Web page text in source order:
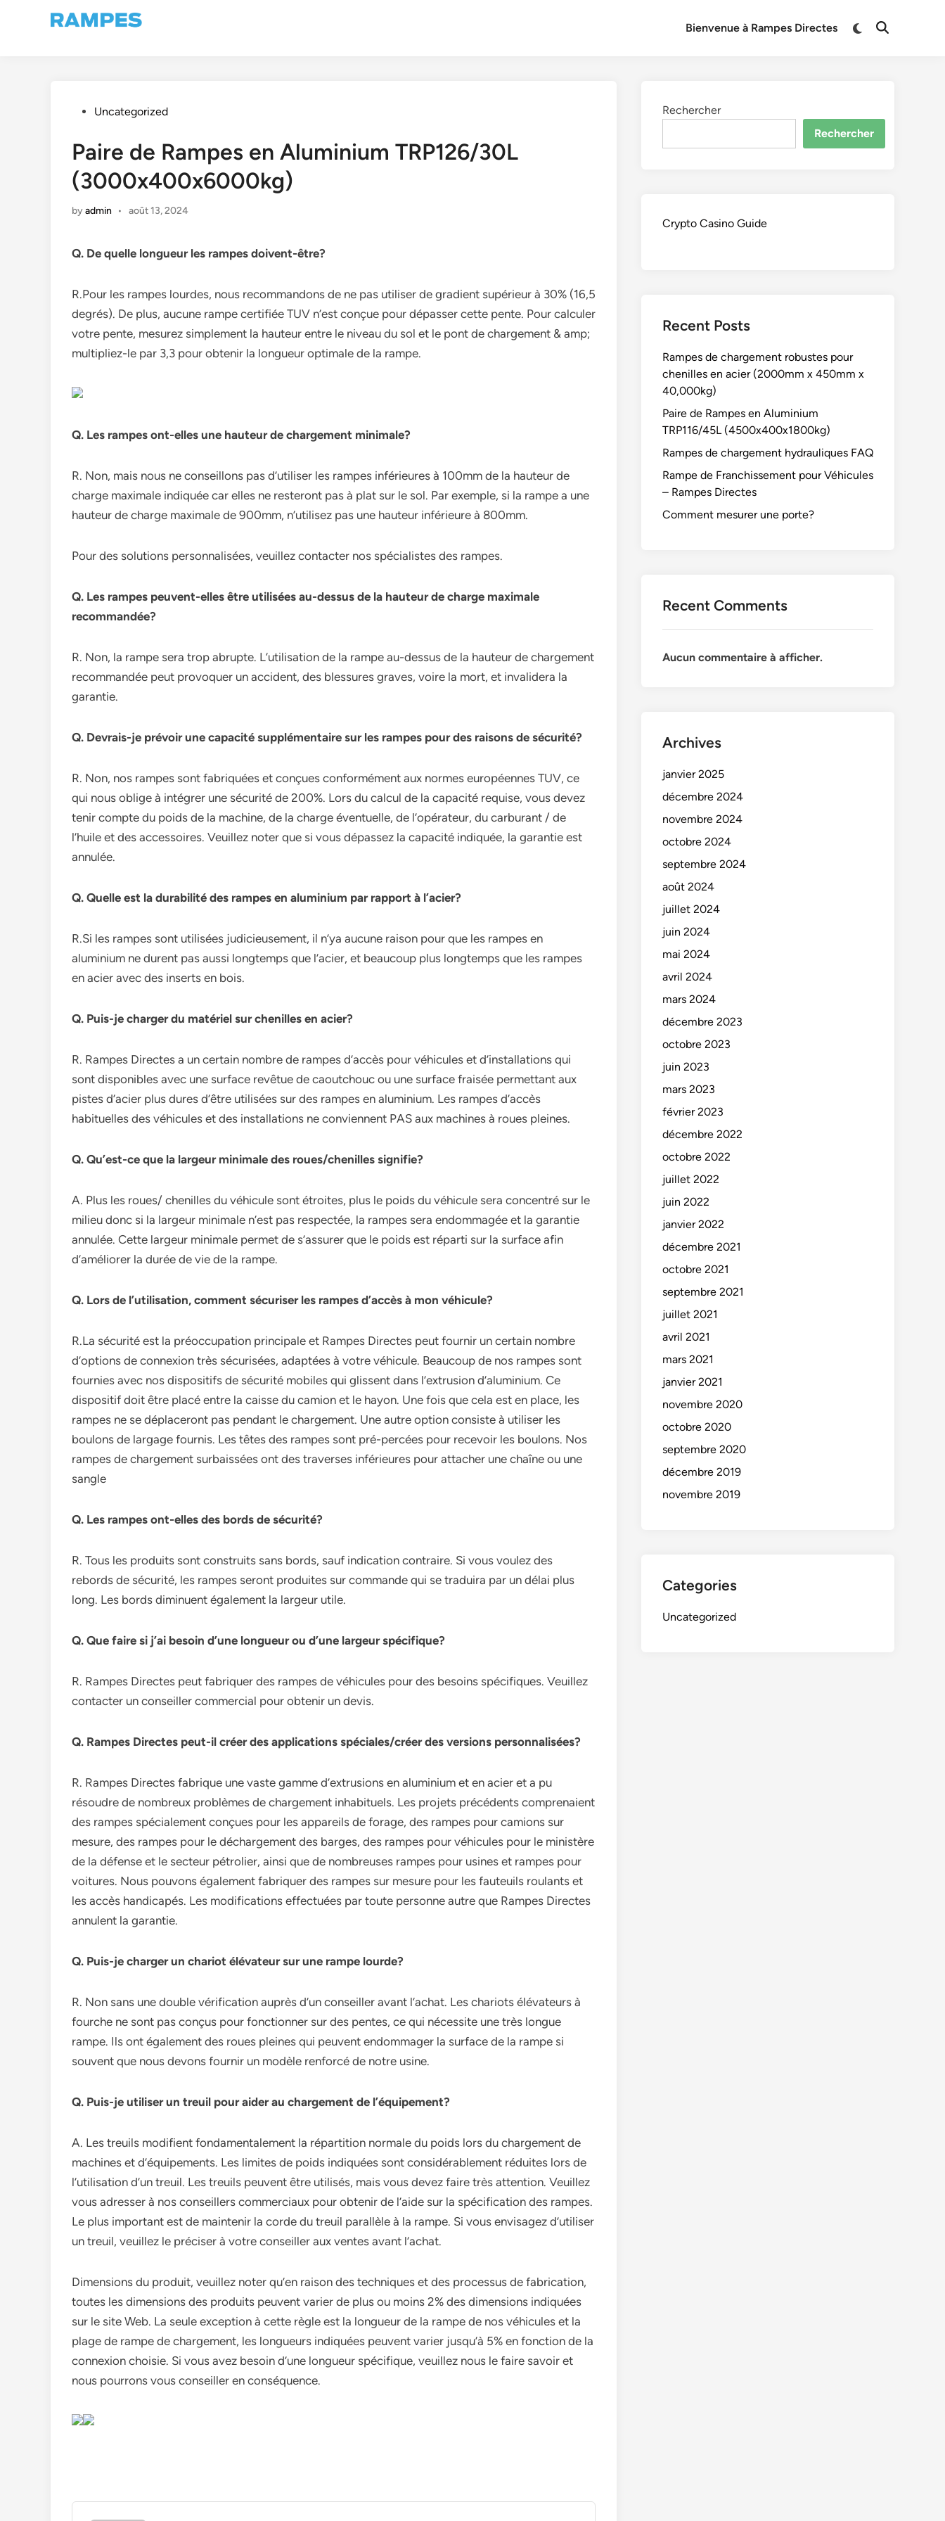
Bienvenue à Rampes Directes
Switch
Open
PostedUncategorized
Paire de Rampes en Aluminium TRP126/30L
(3000x400x6000kg)
byadmin • août 13, 2024
Q. De quelle longueur les rampes doivent-être?
R.Pour les rampes lourdes, nous recommandons de ne pas utiliser de gradient supérieur à 30% (16,5
degrés). De plus, aucune rampe certifiée TUV n’est conçue pour dépasser cette pente. Pour calculer
votre pente, mesurez simplement la hauteur entre le niveau du sol et le pont de chargement & amp;
multipliez-le par 3,3 pour obtenir la longueur optimale de la rampe.
Q. Les rampes ont-elles une hauteur de chargement minimale?
R. Non, mais nous ne conseillons pas d’utiliser les rampes inférieures à 100mm de la hauteur de
charge maximale indiquée car elles ne resteront pas à plat sur le sol. Par exemple, si la rampe a une
hauteur de charge maximale de 900mm, n’utilisez pas une hauteur inférieure à 800mm.
Pour des solutions personnalisées, veuillez contacter nos spécialistes des rampes.
Q. Les rampes peuvent-elles être utilisées au-dessus de la hauteur de charge maximale
recommandée?
R. Non, la rampe sera trop abrupte. L’utilisation de la rampe au-dessus de la hauteur de chargement
recommandée peut provoquer un accident, des blessures graves, voire la mort, et invalidera la
garantie.
Q. Devrais-je prévoir une capacité supplémentaire sur les rampes pour des raisons de sécurité?
R. Non, nos rampes sont fabriquées et conçues conformément aux normes européennes TUV, ce
qui nous oblige à intégrer une sécurité de 200%. Lors du calcul de la capacité requise, vous devez
tenir compte du poids de la machine, de la charge éventuelle, de l’opérateur, du carburant / de
l’huile et des accessoires. Veuillez noter que si vous dépassez la capacité indiquée, la garantie est
annulée.
Q. Quelle est la durabilité des rampes en aluminium par rapport à l’acier?
R.Si les rampes sont utilisées judicieusement, il n’ya aucune raison pour que les rampes en
aluminium ne durent pas aussi longtemps que l’acier, et beaucoup plus longtemps que les rampes
en acier avec des inserts en bois.
Q. Puis-je charger du matériel sur chenilles en acier?
R. Rampes Directes a un certain nombre de rampes d’accès pour véhicules et d’installations qui
sont disponibles avec une surface revêtue de caoutchouc ou une surface fraisée permettant aux
pistes d’acier plus dures d’être utilisées sur des rampes en aluminium. Les rampes d’accès
habituelles des véhicules et des installations ne conviennent PAS aux machines à roues pleines.
Q. Qu’est-ce que la largeur minimale des roues/chenilles signifie?
A. Plus les roues/ chenilles du véhicule sont étroites, plus le poids du véhicule sera concentré sur le
milieu donc si la largeur minimale n’est pas respectée, la rampes sera endommagée et la garantie
annulée. Cette largeur minimale permet de s’assurer que le poids est réparti sur la surface afin
d’améliorer la durée de vie de la rampe.
Q. Lors de l’utilisation, comment sécuriser les rampes d’accès à mon véhicule?
R.La sécurité est la préoccupation principale et Rampes Directes peut fournir un certain nombre
d’options de connexion très sécurisées, adaptées à votre véhicule. Beaucoup de nos rampes sont
fournies avec nos dispositifs de sécurité mobiles qui glissent dans l’extrusion d’aluminium. Ce
dispositif doit être placé entre la caisse du camion et le hayon. Une fois que cela est en place, les
rampes ne se déplaceront pas pendant le chargement. Une autre option consiste à utiliser les
boulons de largage fournis. Les têtes des rampes sont pré-percées pour recevoir les boulons. Nos
rampes de chargement surbaissées ont des traverses inférieures pour attacher une chaîne ou une
sangle
Q. Les rampes ont-elles des bords de sécurité?
R. Tous les produits sont construits sans bords, sauf indication contraire. Si vous voulez des
rebords de sécurité, les rampes seront produites sur commande qui se traduira par un délai plus
long. Les bords diminuent également la largeur utile.
Q. Que faire si j’ai besoin d’une longueur ou d’une largeur spécifique?
R. Rampes Directes peut fabriquer des rampes de véhicules pour des besoins spécifiques. Veuillez
contacter un conseiller commercial pour obtenir un devis.
Q. Rampes Directes peut-il créer des applications spéciales/créer des versions personnalisées?
R. Rampes Directes fabrique une vaste gamme d’extrusions en aluminium et en acier et a pu
résoudre de nombreux problèmes de chargement inhabituels. Les projets précédents comprenaient
des rampes spécialement conçues pour les appareils de forage, des rampes pour camions sur
mesure, des rampes pour le déchargement des barges, des rampes pour véhicules pour le ministère
de la défense et le secteur pétrolier, ainsi que de nombreuses rampes pour usines et rampes pour
voitures. Nous pouvons également fabriquer des rampes sur mesure pour les fauteuils roulants et
les accès handicapés. Les modifications effectuées par toute personne autre que Rampes Directes
annulent la garantie.
Q. Puis-je charger un chariot élévateur sur une rampe lourde?
R. Non sans une double vérification auprès d’un conseiller avant l’achat. Les chariots élévateurs à
fourche ne sont pas conçus pour fonctionner sur des pentes, ce qui nécessite une très longue
rampe. Ils ont également des roues pleines qui peuvent endommager la surface de la rampe si
souvent que nous devons fournir un modèle renforcé de notre usine.
Q. Puis-je utiliser un treuil pour aider au chargement de l’équipement?
A. Les treuils modifient fondamentalement la répartition normale du poids lors du chargement de
machines et d’équipements. Les limites de poids indiquées sont considérablement réduites lors de
l’utilisation d’un treuil. Les treuils peuvent être utilisés, mais vous devez faire très attention. Veuillez
vous adresser à nos conseillers commerciaux pour obtenir de l’aide sur la spécification des rampes.
Le plus important est de maintenir la corde du treuil parallèle à la rampe. Si vous envisagez d’utiliser
un treuil, veuillez le préciser à votre conseiller aux ventes avant l’achat.
Dimensions du produit, veuillez noter qu’en raison des techniques et des processus de fabrication,
toutes les dimensions des produits peuvent varier de plus ou moins 2% des dimensions indiquées
sur le site Web. La seule exception à cette règle est la longueur de la rampe de nos véhicules et la
plage de rampe de chargement, les longueurs indiquées peuvent varier jusqu’à 5% en fonction de la
connexion choisie. Si vous avez besoin d’une longueur spécifique, veuillez nous le faire savoir et
nous pourrons vous conseiller en conséquence.
Rechercher
Rechercher
Crypto Casino Guide
Recent Posts
Rampes de chargement robustes pour
chenilles en acier (2000mm x 450mm x
40,000kg)
Paire de Rampes en Aluminium
TRP116/45L (4500x400x1800kg)
Rampes de chargement hydrauliques FAQ
Rampe de Franchissement pour Véhicules
– Rampes Directes
Comment mesurer une porte?
Recent Comments
Aucun commentaire à afficher.
Archives
janvier 2025
décembre 2024
novembre 2024
octobre 2024
septembre 2024
août 2024
juillet 2024
juin 2024
mai 2024
avril 2024
mars 2024
décembre 2023
octobre 2023
juin 2023
mars 2023
février 2023
décembre 2022
octobre 2022
juillet 2022
juin 2022
janvier 2022
décembre 2021
octobre 2021
septembre 2021
juillet 2021
avril 2021
mars 2021
janvier 2021
novembre 2020
octobre 2020
septembre 2020
décembre 2019
novembre 2019
Categories
Uncategorized